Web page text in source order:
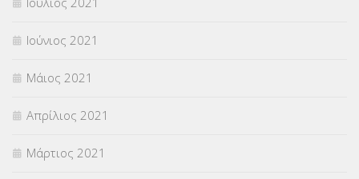
Ιούνιος 2021
Μάιος 2021
Απρίλιος 2021
Μάρτιος 2021